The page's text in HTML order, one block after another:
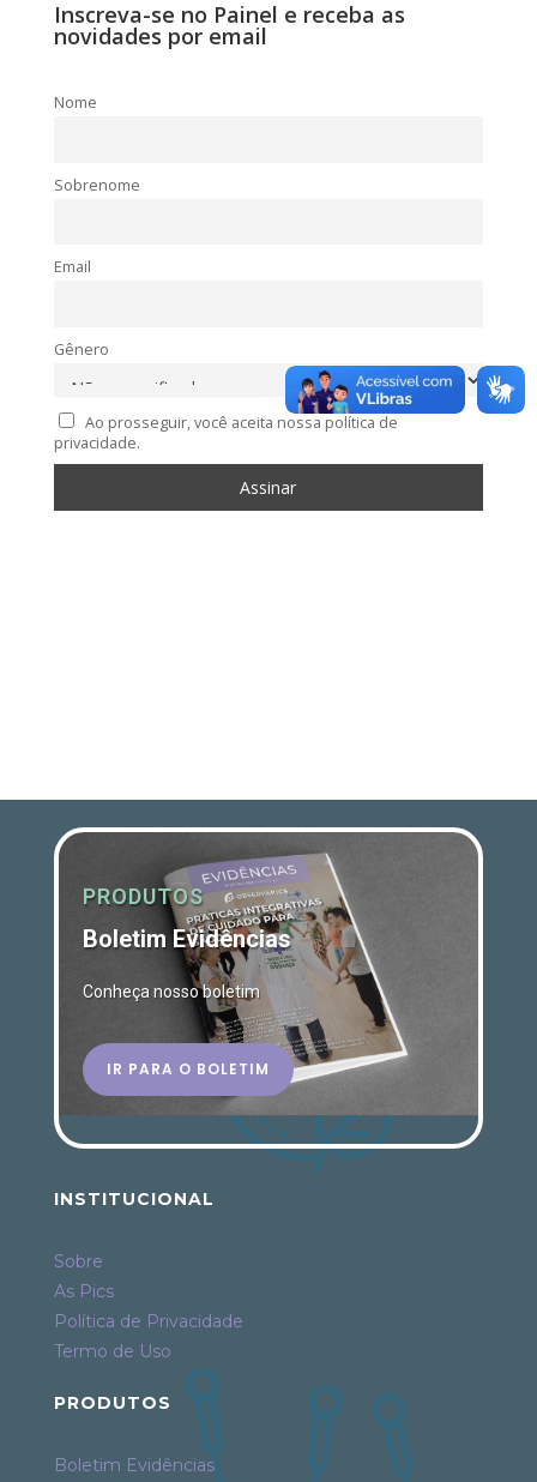
Inscreva-se no Painel e receba as
novidades por email
Nome
Sobrenome
Email
Gênero
Ao prosseguir, você aceita nossa política de
privacidade.
PRODUTOS
Boletim Evidências
Conheça nosso boletim
IR PARA O BOLETIM
INSTITUCIONAL
Sobre
As Pics
Política de Privacidade
Termo de Uso
PRODUTOS
Boletim Evidências